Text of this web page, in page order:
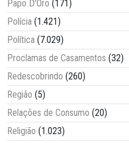
Papo D'Oro (171)
Polícia (1.421)
Política (7.029)
Proclamas de Casamentos (32)
Redescobrindo (260)
Região (5)
Relações de Consumo (20)
Religião (1.023)